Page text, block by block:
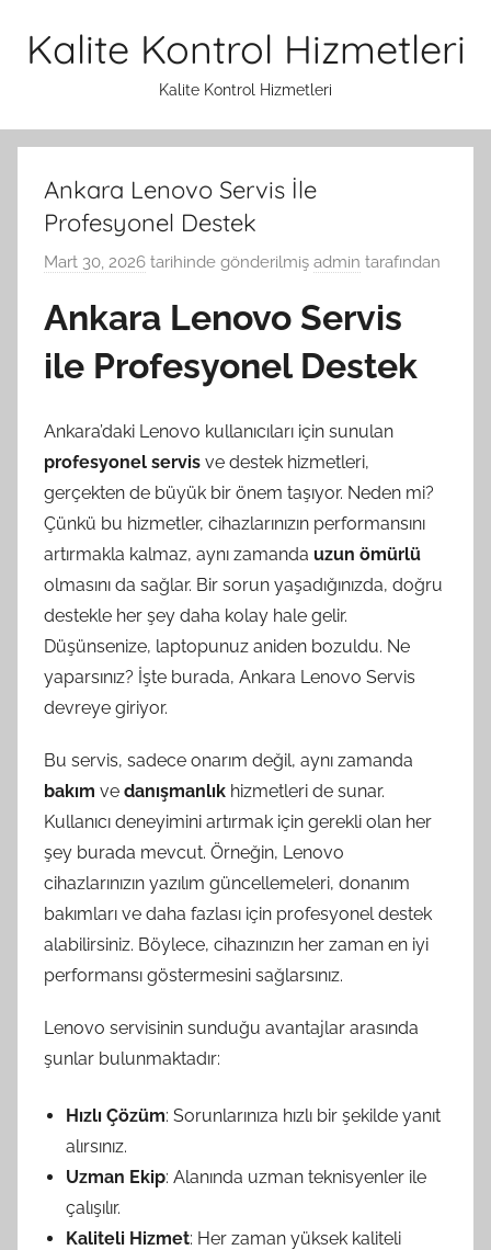
Kalite Kontrol Hizmetleri
Kalite Kontrol Hizmetleri
Ankara Lenovo Servis İle
Profesyonel Destek
Mart 30, 2026 tarihinde gönderilmiş admin tarafından
Ankara Lenovo Servis
ile Profesyonel Destek
Ankara’daki Lenovo kullanıcıları için sunulan
profesyonel servis ve destek hizmetleri,
gerçekten de büyük bir önem taşıyor. Neden mi?
Çünkü bu hizmetler, cihazlarınızın performansını
artırmakla kalmaz, aynı zamanda uzun ömürlü
olmasını da sağlar. Bir sorun yaşadığınızda, doğru
destekle her şey daha kolay hale gelir.
Düşünsenize, laptopunuz aniden bozuldu. Ne
yaparsınız? İşte burada, Ankara Lenovo Servis
devreye giriyor.
Bu servis, sadece onarım değil, aynı zamanda
bakım ve danışmanlık hizmetleri de sunar.
Kullanıcı deneyimini artırmak için gerekli olan her
şey burada mevcut. Örneğin, Lenovo
cihazlarınızın yazılım güncellemeleri, donanım
bakımları ve daha fazlası için profesyonel destek
alabilirsiniz. Böylece, cihazınızın her zaman en iyi
performansı göstermesini sağlarsınız.
Lenovo servisinin sunduğu avantajlar arasında
şunlar bulunmaktadır:
Hızlı Çözüm: Sorunlarınıza hızlı bir şekilde yanıt
alırsınız.
Uzman Ekip: Alanında uzman teknisyenler ile
çalışılır.
Kaliteli Hizmet: Her zaman yüksek kaliteli